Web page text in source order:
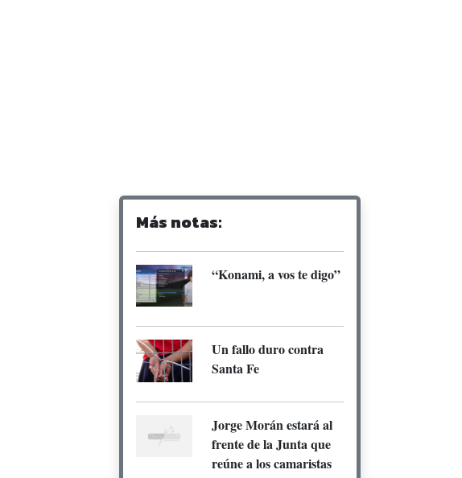
Más notas:
“Konami, a vos te digo”
Un fallo duro contra
Santa Fe
Jorge Morán estará al
frente de la Junta que
reúne a los camaristas